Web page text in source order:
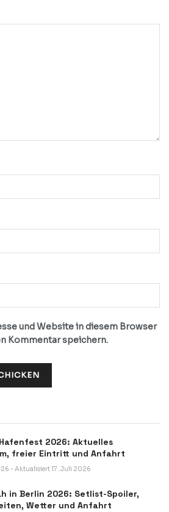
und Website in diesem Browser
Kommentar speichern.
2026: Aktuelles
freier Eintritt und Anfahrt
- Aktualisiert 17. Juli 2026
in Berlin 2026: Setlist-Spoiler,
Wetter und Anfahrt